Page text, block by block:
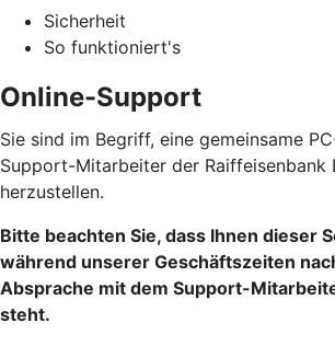
Sicherheit
So funktioniert's
Online-Support
Sie sind im Begriff, eine gemeinsame
Support-Mitarbeiter der Raiffeisenbank
herzustellen.
Bitte beachten Sie, dass Ihnen dieser
während unserer Geschäftszeiten
Absprache mit dem Support-
steht.